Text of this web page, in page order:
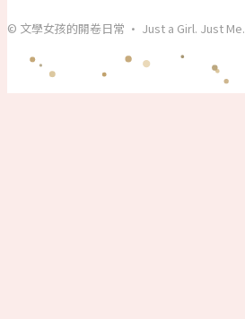
© 文學女孩的開卷日常 · Just a Girl. Just Me.